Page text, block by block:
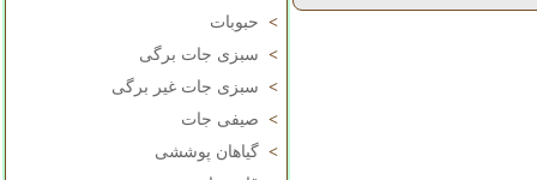
> حبوبات
> سبزی جات برگی
> سبزی جات غیر برگی
> صیفی جات
> گیاهان پوششی